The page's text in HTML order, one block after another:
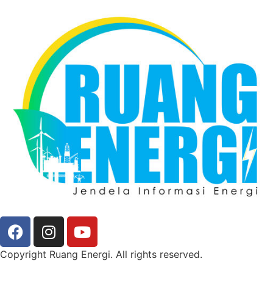
Copyright Ruang Energi. All rights reserved.